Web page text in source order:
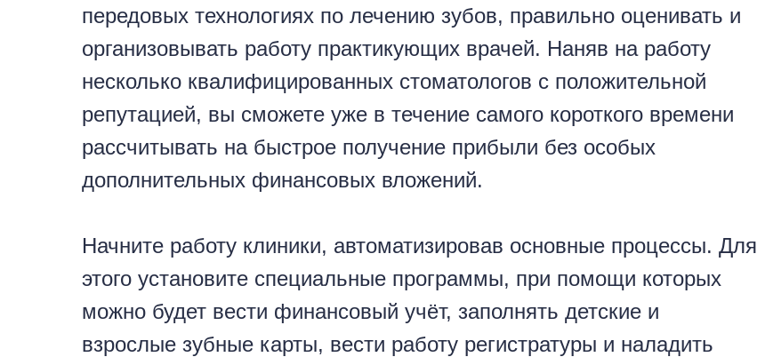
передовых технологиях по лечению зубов, правильно оценивать и
организовывать работу практикующих врачей. Наняв на работу
несколько квалифицированных стоматологов с положительной
репутацией, вы сможете уже в течение самого короткого времени
рассчитывать на быстрое получение прибыли без особых
дополнительных финансовых вложений.
Начните работу клиники, автоматизировав основные процессы. Для
этого установите специальные программы, при помощи которых
можно будет вести финансовый учёт, заполнять детские и
взрослые зубные карты, вести работу регистратуры и наладить